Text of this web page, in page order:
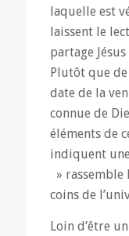
laquelle est
laissent le
partage
Plutôt que
date de la
connue de
éléments de
indiquent
»
coins de
Loin d’être